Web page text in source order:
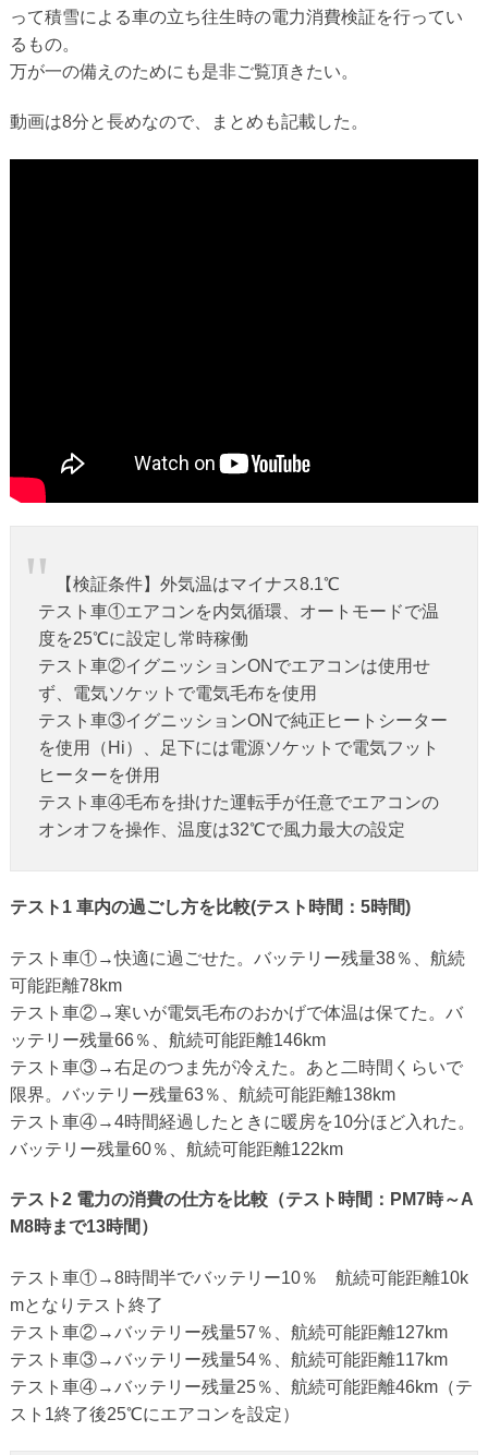
って積雪による車の立ち往生時の電力消費検証を行ってい
るもの。
万が一の備えのためにも是非ご覧頂きたい。
動画は8分と長めなので、まとめも記載した。
【検証条件】外気温はマイナス8.1℃
テスト車①エアコンを内気循環、オートモードで温
度を25℃に設定し常時稼働
テスト車②イグニッションONでエアコンは使用せ
ず、電気ソケットで電気毛布を使用
テスト車③イグニッションONで純正ヒートシーター
を使用（Hi）、足下には電源ソケットで電気フット
ヒーターを併用
テスト車④毛布を掛けた運転手が任意でエアコンの
オンオフを操作、温度は32℃で風力最大の設定
テスト1 車内の過ごし方を比較(テスト時間：5時間)
テスト車①→快適に過ごせた。バッテリー残量38％、航続
可能距離78km
テスト車②→寒いが電気毛布のおかげで体温は保てた。バ
ッテリー残量66％、航続可能距離146km
テスト車③→右足のつま先が冷えた。あと二時間くらいで
限界。バッテリー残量63％、航続可能距離138km
テスト車④→4時間経過したときに暖房を10分ほど入れた。
バッテリー残量60％、航続可能距離122km
テスト2 電力の消費の仕方を比較（テスト時間：PM7時～A
M8時まで13時間）
テスト車①→8時間半でバッテリー10％ 航続可能距離10k
mとなりテスト終了
テスト車②→バッテリー残量57％、航続可能距離127km
テスト車③→バッテリー残量54％、航続可能距離117km
テスト車④→バッテリー残量25％、航続可能距離46km（テ
スト1終了後25℃にエアコンを設定）